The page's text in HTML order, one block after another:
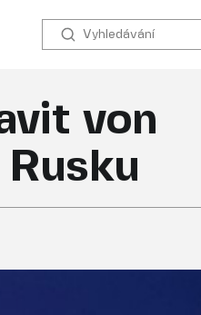
von